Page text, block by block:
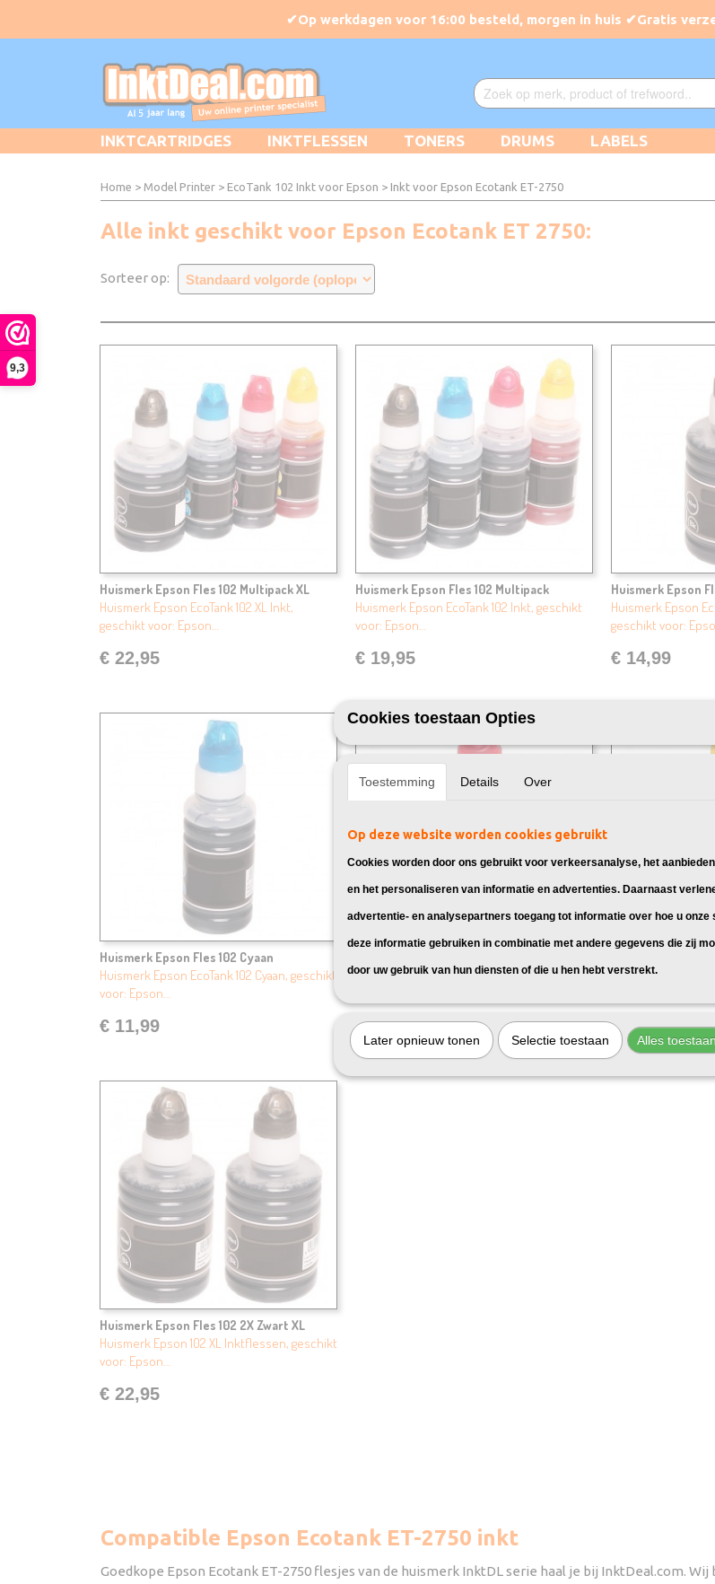
9,3
INKTCARTRIDGES INKTFLESSEN TONERS DRUMS LABELS
Home > Model Printer > EcoTank 102 Inkt voor Epson > Inkt voor Epson Ecotank ET-2750
Alle inkt geschikt voor Epson Ecotank ET 2750:
Sorteer op:
Huismerk Epson Fles 102 Multipack XL
Huismerk Epson EcoTank 102 XL Inkt,
geschikt voor: Epson…
€ 22,95
Huismerk Epson Fles 102 Multipack
Huismerk Epson EcoTank 102 Inkt, geschikt
voor: Epson…
€ 19,95
Huismerk Epson
Huismerk Epson
geschikt voor:
€ 14,99
Huismerk Epson Fles 102 Cyaan
Huismerk Epson EcoTank 102 Cyaan, geschikt
voor: Epson…
€ 11,99
Huismerk Epson EcoTank 102 Magenta,
€ 11,99
Huismerk Epson
€ 11,99
Huismerk Epson Fles 102 2X Zwart XL
Huismerk Epson 102 XL Inktflessen, geschikt
voor: Epson…
€ 22,95
Compatible Epson Ecotank ET-2750 inkt
Goedkope Epson Ecotank ET-2750 flesjes van de huismerk InktDL serie haal je bij InktDeal.com.
Cookies toestaan Opties
Toestemming Details Over
Op deze website worden cookies gebruikt
Cookies worden door ons gebruikt voor verkeersanalyse, het
en het personaliseren van informatie en advertenties. Daarnaast
advertentie- en analysepartners toegang tot informatie over hoe u onze
deze informatie gebruiken in combinatie met andere gegevens die zij
door uw gebruik van hun diensten of die u hen hebt verstrekt.
Later opnieuw tonen Selectie toestaan Alles toestaan